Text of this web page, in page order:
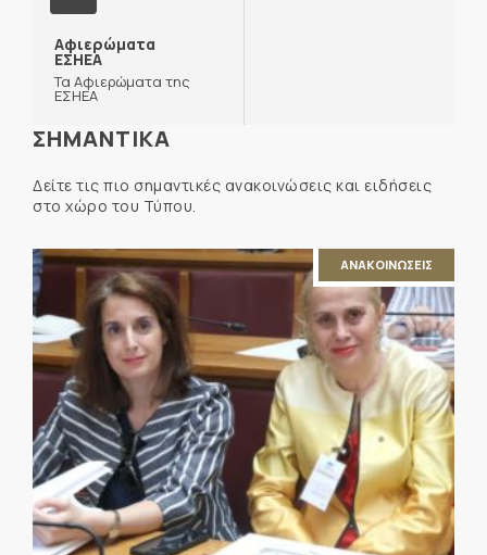
Αφιερώματα
ΕΣΗΕΑ
Τα Αφιερώματα της
ΕΣΗΕΑ
ΣΗΜΑΝΤΙΚΑ
Δείτε τις πιο σημαντικές ανακοινώσεις και ειδήσεις
στο χώρο του Τύπου.
ΑΝΑΚΟΙΝΩΣΕΙΣ